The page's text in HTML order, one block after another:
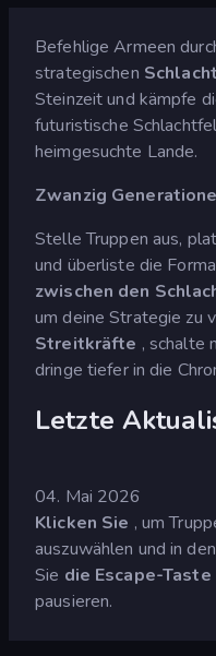
Befehlige Armeen
strategischen
Steinzeit und kämpfe
futuristische
heimgesuchte Lande.
Zwanzig
Stelle Truppen aus,
und überliste die
zwischen den
um deine Strategie zu
Streitkräfte , schalte
dringe tiefer in die
Letzte
04. Mai 2026
Klicken Sie , um
auszuwählen und in
Sie die Escape-Taste
pausieren.